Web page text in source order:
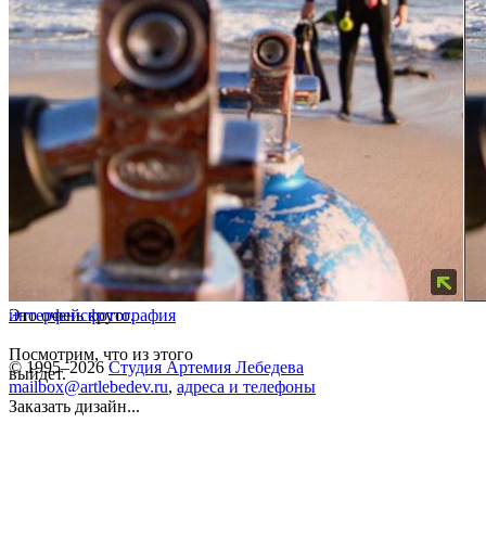
Это очень круто.
Посмотрим, что из этого
выйдет.
интерфейсфотография
© 1995–2026 Студия Артемия Лебедева
mailbox@artlebedev.ru, адреса и телефоны
Заказать дизайн...